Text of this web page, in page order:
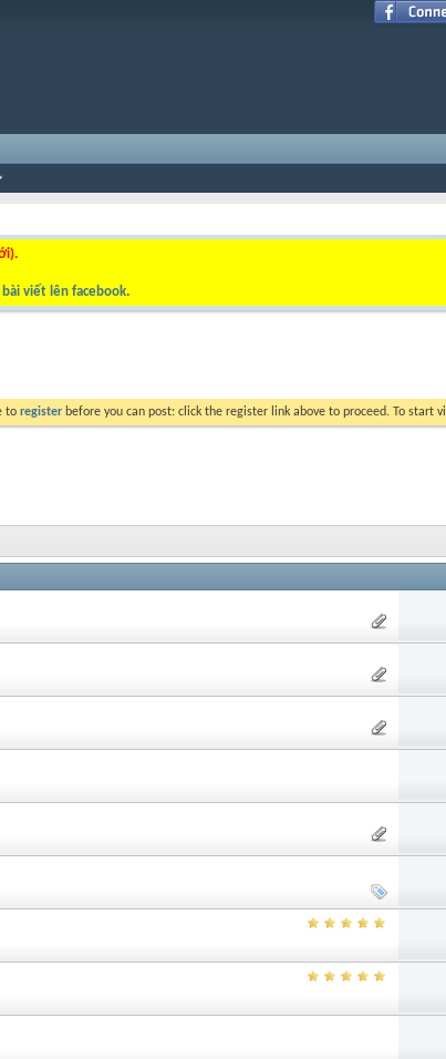
bài viết lên facebook.
to register before you can post: click the register link above to proceed. To